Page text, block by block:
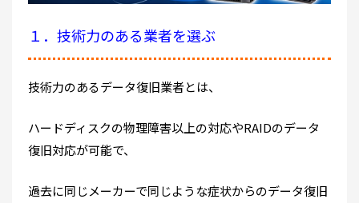
１．技術力のある業者を選ぶ
技術力のあるデータ復旧業者とは、
ハードディスクの物理障害以上の対応やRAIDのデータ
復旧対応が可能で、
過去に同じメーカーで同じような症状からのデータ復旧